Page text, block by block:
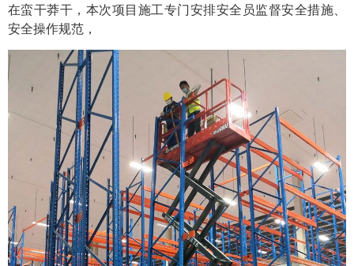
在蛮干莽干，本次项目施工专门安排安全员监督安全措施、
安全操作规范，